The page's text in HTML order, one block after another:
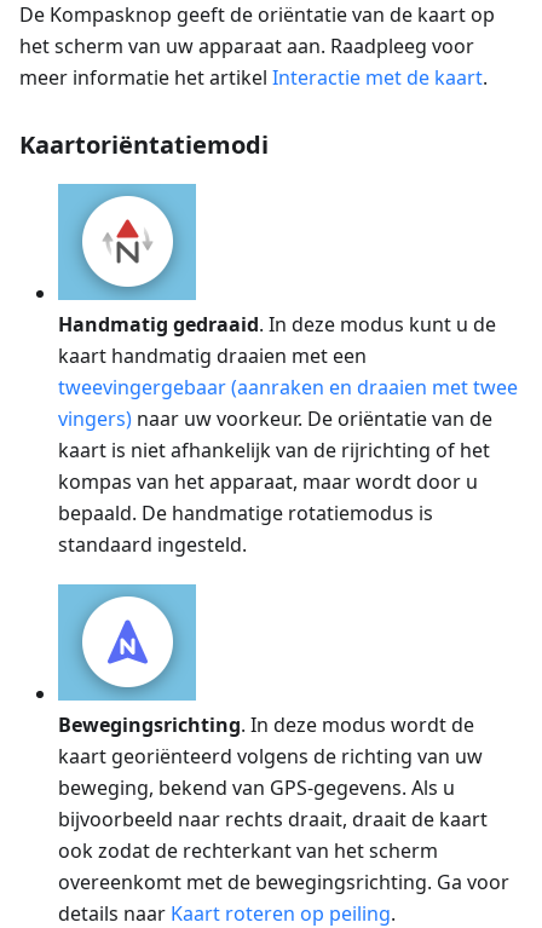
De Kompasknop geeft de oriëntatie van de kaart op
het scherm van uw apparaat aan. Raadpleeg voor
meer informatie het artikel Interactie met de kaart.
Kaartoriëntatiemodi
Handmatig gedraaid. In deze modus kunt u de
kaart handmatig draaien met een
tweevingergebaar (aanraken en draaien met twee
vingers) naar uw voorkeur. De oriëntatie van de
kaart is niet afhankelijk van de rijrichting of het
kompas van het apparaat, maar wordt door u
bepaald. De handmatige rotatiemodus is
standaard ingesteld.
Bewegingsrichting. In deze modus wordt de
kaart georiënteerd volgens de richting van uw
beweging, bekend van GPS-gegevens. Als u
bijvoorbeeld naar rechts draait, draait de kaart
ook zodat de rechterkant van het scherm
overeenkomt met de bewegingsrichting. Ga voor
details naar Kaart roteren op peiling.